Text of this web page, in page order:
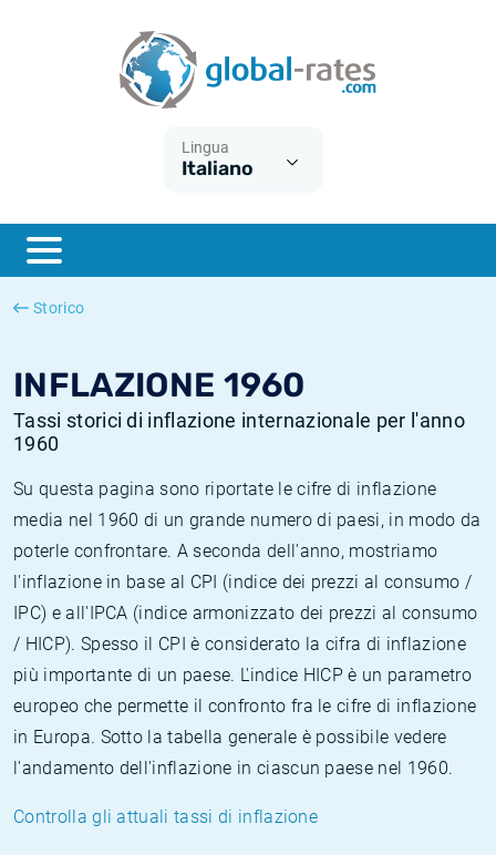
Lingua
Italiano
Storico
INFLAZIONE 1960
Tassi storici di inflazione internazionale per l'anno
1960
Su questa pagina sono riportate le cifre di inflazione
media nel 1960 di un grande numero di paesi, in modo da
poterle confrontare. A seconda dell'anno, mostriamo
l'inflazione in base al CPI (indice dei prezzi al consumo /
IPC) e all'IPCA (indice armonizzato dei prezzi al consumo
/ HICP). Spesso il CPI è considerato la cifra di inflazione
più importante di un paese. L'indice HICP è un parametro
europeo che permette il confronto fra le cifre di inflazione
in Europa. Sotto la tabella generale è possibile vedere
l'andamento dell'inflazione in ciascun paese nel 1960.
Controlla gli attuali tassi di inflazione
ESTER
SONIA
Cos'è l'inflazione CPI?
Cos'è l'inflazione HICP?
Inflazione Italia
Inflazione Stati Uniti
Tassi storici Euribor
Tassi storici di SONIA
Tassi storici di TONAR
Calcolatore dell’inflazione